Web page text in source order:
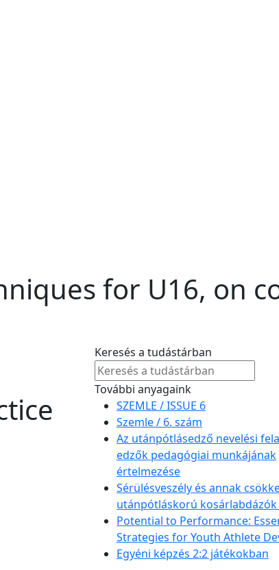
for U16, on
Keresés a tudástárban
További anyagaink
SZEMLE / ISSUE 6
Szemle / 6. szám
Az utánpótlásedző nevelési
edzők pedagógiai munkájának
értelmezése
Sérülésveszély és annak
utánpótláskorú
Potential to Performance:
Strategies for Youth Athlete
Egyéni képzés 2:2 játékokban